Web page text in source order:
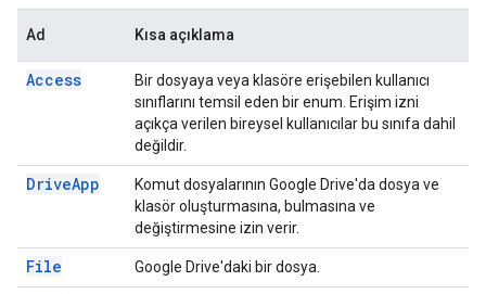
Ad Kısa açıklama
Access
Bir dosyaya veya klasöre erişebilen kullanıcı
sınıflarını temsil eden bir enum. Erişim izni
açıkça verilen bireysel kullanıcılar bu sınıfa dahil
değildir.
DriveApp
Komut dosyalarının Google Drive'da dosya ve
klasör oluşturmasına, bulmasına ve
değiştirmesine izin verir.
File Google Drive'daki bir dosya.